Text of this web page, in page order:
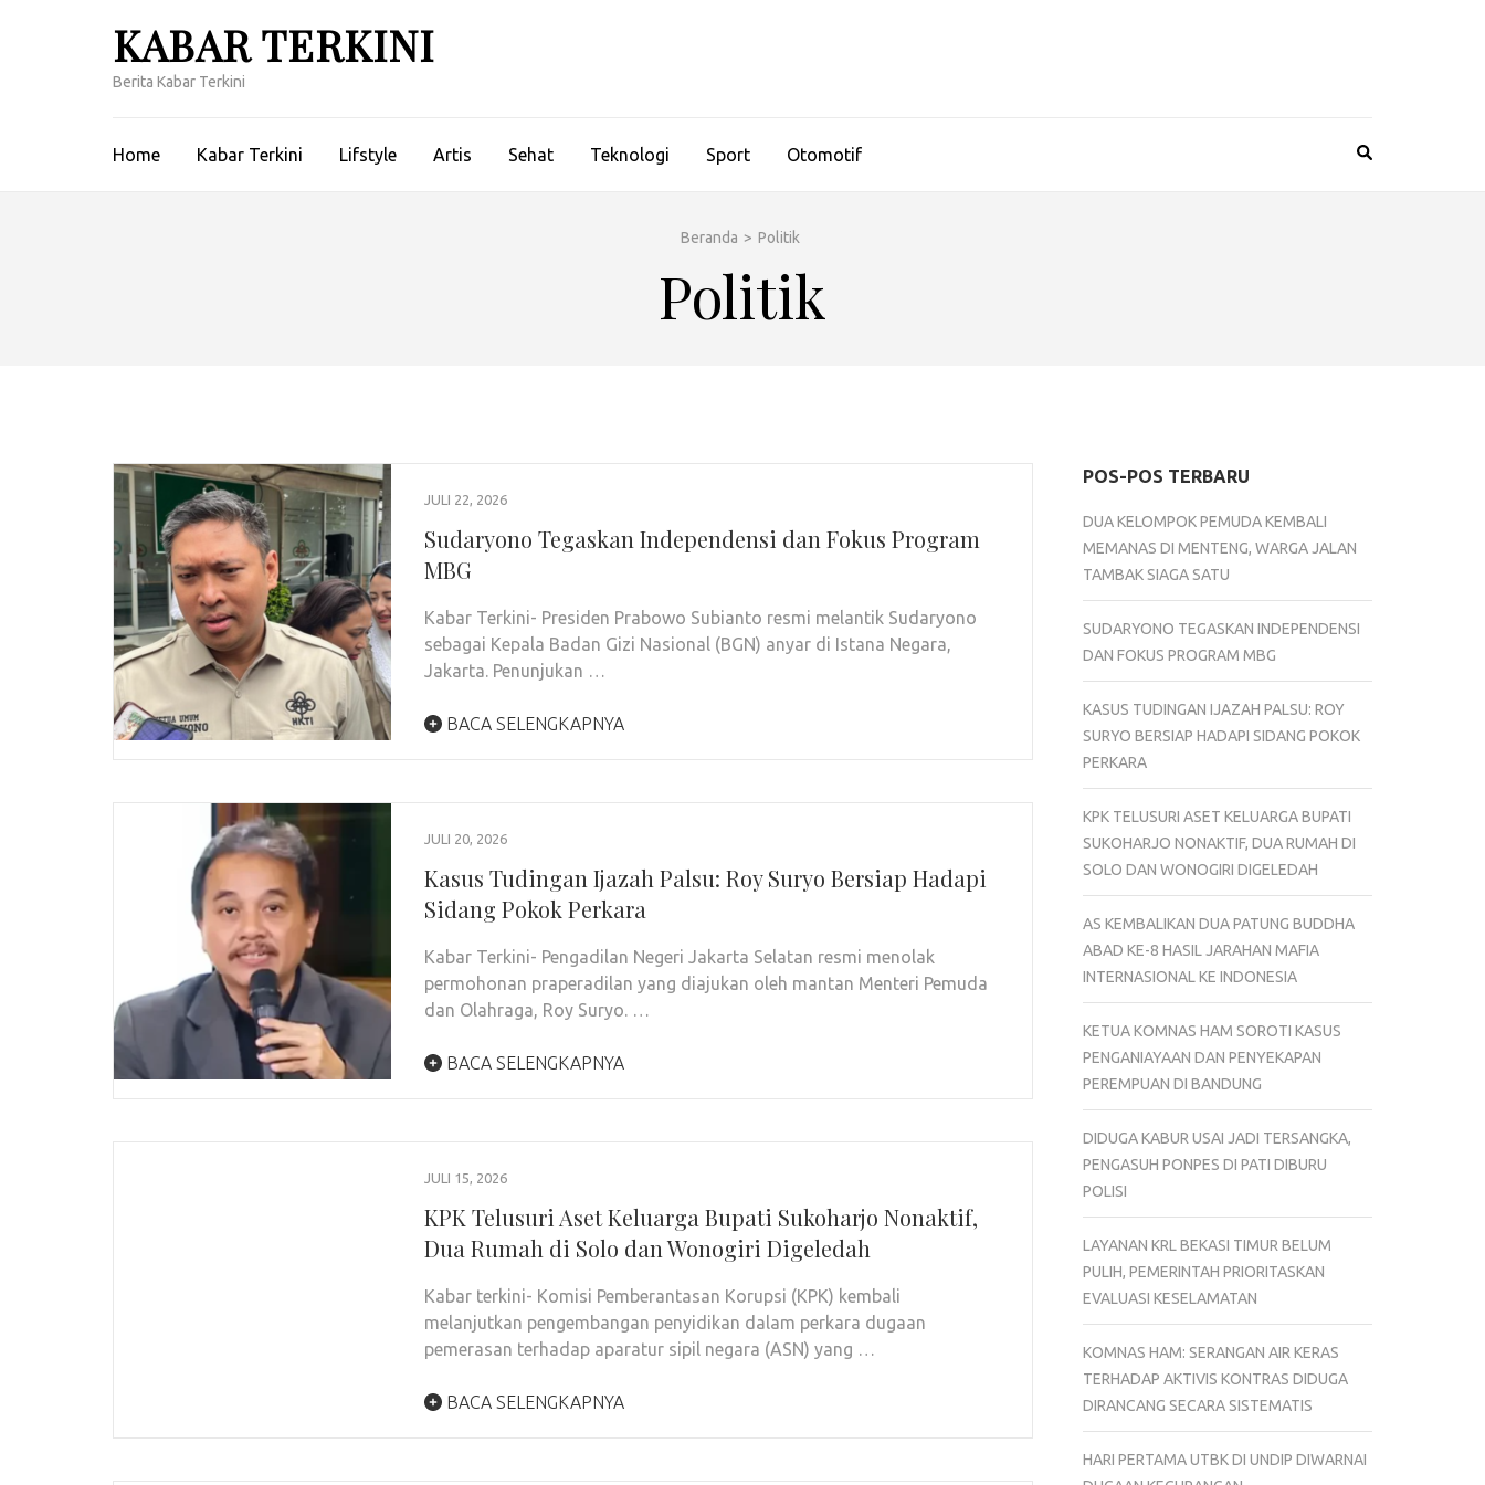
KABAR TERKINI
Berita Kabar Terkini
Home Kabar Terkini Lifstyle Artis Sehat Teknologi Sport Otomotif
Beranda > Politik
Politik
JULI 22, 2026
Sudaryono Tegaskan Independensi dan Fokus Program
MBG
Kabar Terkini- Presiden Prabowo Subianto resmi melantik Sudaryono
sebagai Kepala Badan Gizi Nasional (BGN) anyar di Istana Negara,
Jakarta. Penunjukan …
BACA SELENGKAPNYA
JULI 20, 2026
Kasus Tudingan Ijazah Palsu: Roy Suryo Bersiap Hadapi
Sidang Pokok Perkara
Kabar Terkini- Pengadilan Negeri Jakarta Selatan resmi menolak
permohonan praperadilan yang diajukan oleh mantan Menteri Pemuda
dan Olahraga, Roy Suryo. …
BACA SELENGKAPNYA
JULI 15, 2026
KPK Telusuri Aset Keluarga Bupati Sukoharjo Nonaktif,
Dua Rumah di Solo dan Wonogiri Digeledah
Kabar terkini- Komisi Pemberantasan Korupsi (KPK) kembali
melanjutkan pengembangan penyidikan dalam perkara dugaan
pemerasan terhadap aparatur sipil negara (ASN) yang …
BACA SELENGKAPNYA
POS-POS TERBARU
DUA KELOMPOK PEMUDA KEMBALI
MEMANAS DI MENTENG, WARGA JALAN
TAMBAK SIAGA SATU
SUDARYONO TEGASKAN INDEPENDENSI
DAN FOKUS PROGRAM MBG
KASUS TUDINGAN IJAZAH PALSU: ROY
SURYO BERSIAP HADAPI SIDANG POKOK
PERKARA
KPK TELUSURI ASET KELUARGA BUPATI
SUKOHARJO NONAKTIF, DUA RUMAH DI
SOLO DAN WONOGIRI DIGELEDAH
AS KEMBALIKAN DUA PATUNG BUDDHA
ABAD KE-8 HASIL JARAHAN MAFIA
INTERNASIONAL KE INDONESIA
KETUA KOMNAS HAM SOROTI KASUS
PENGANIAYAAN DAN PENYEKAPAN
PEREMPUAN DI BANDUNG
DIDUGA KABUR USAI JADI TERSANGKA,
PENGASUH PONPES DI PATI DIBURU
POLISI
LAYANAN KRL BEKASI TIMUR BELUM
PULIH, PEMERINTAH PRIORITASKAN
EVALUASI KESELAMATAN
KOMNAS HAM: SERANGAN AIR KERAS
TERHADAP AKTIVIS KONTRAS DIDUGA
DIRANCANG SECARA SISTEMATIS
HARI PERTAMA UTBK DI UNDIP DIWARNAI